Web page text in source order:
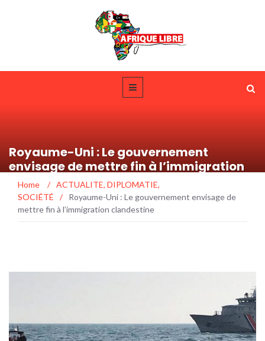
Royaume-Uni : Le gouvernement
envisage de mettre fin à l’immigration
clandestine
Home / ACTUALITE, DIPLOMATIE,
SOCIÉTÉ
/
Royaume-Uni : Le gouvernement envisage de
mettre fin à l’immigration clandestine